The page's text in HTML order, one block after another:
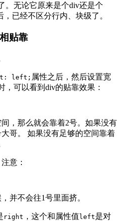
。无论它原来是个div还是个
已经不区分行内、块级了。
贴靠
left; 属性之后，然后设置宽
可以看到div的贴靠效果：
间，那么就会靠着2号。如果没有
哥。 如果没有足够的空间靠着
意：
并不会往1号里面挤。
right ，这个和属性值left是对